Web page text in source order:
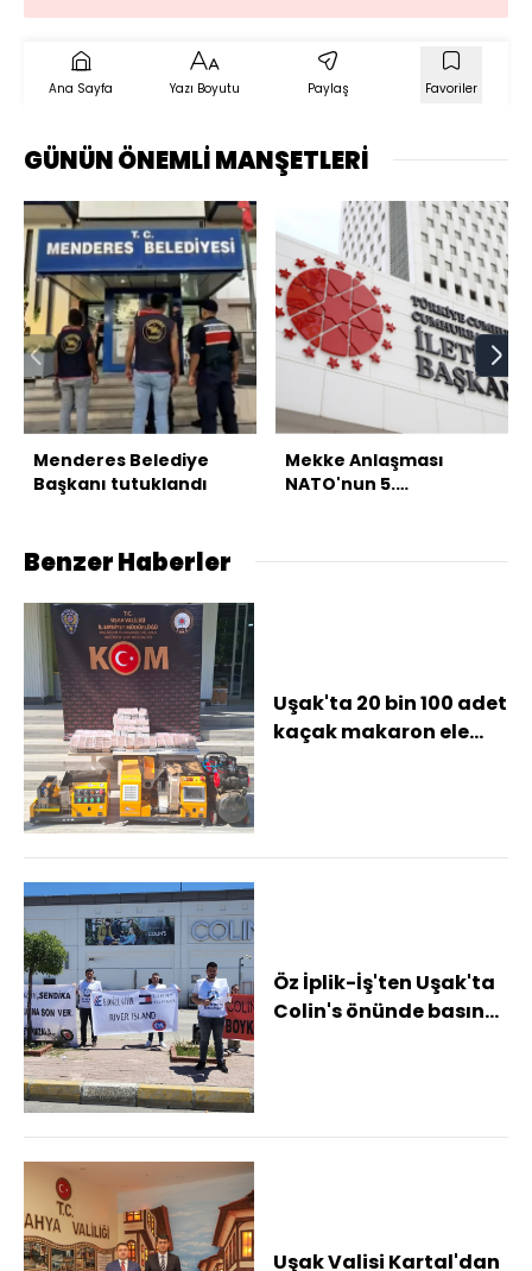
Ana Sayfa Yazı Boyutu Paylaş Favoriler
GÜNÜN ÖNEMLİ MANŞETLERİ
Menderes Belediye
Başkanı tutuklandı
Mekke Anlaşması
NATO'nun 5.
Benzer Haberler
Uşak'ta 20 bin 100 adet
kaçak makaron ele
Öz İplik-İş'ten Uşak'ta
Colin's önünde basın
Uşak Valisi Kartal'dan